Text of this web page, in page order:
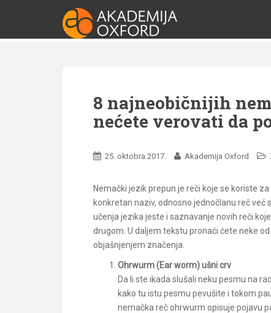
8 najneobičnijih
nećete verovati da
25. oktobra 2017. Akademija Oxford
Nemački jezik prepun je reči koje se koriste
konkretan naziv, odnosno jednočlanu reč
učenja jezika jeste i saznavanje novih reči
drugom. U daljem tekstu pronaći ćete neke
objašnjenjem značenja.
Ohrwurm (Ear worm) ušni crv
Da li ste ikada slušali neku pesmu na
kako tu istu pesmu pevušite i tokom
nemačka reč ohrwurm opisuje pojavu